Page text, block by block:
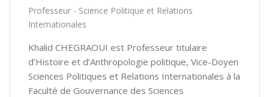
Professeur - Science Politique et Relations
Internationales
Khalid CHEGRAOUI est Professeur titulaire
d’Histoire et d’Anthropologie politique, Vice-Doyen
Sciences Politiques et Relations Internationales à la
Faculté de Gouvernance des Sciences